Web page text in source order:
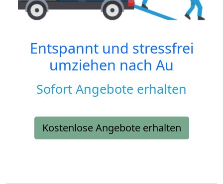
Entspannt und stressfrei
umziehen nach Au
Sofort Angebote erhalten
Kostenlose Angebote erhalten